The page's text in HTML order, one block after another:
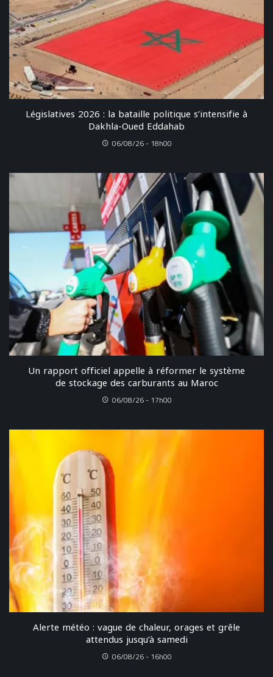
Législatives 2026 : la bataille politique s’intensifie à
Dakhla-Oued Eddahab
06/08/26 - 18h00
Un rapport officiel appelle à réformer le système
de stockage des carburants au Maroc
06/08/26 - 17h00
Alerte météo : vague de chaleur, orages et grêle
attendus jusqu’à samedi
06/08/26 - 16h00